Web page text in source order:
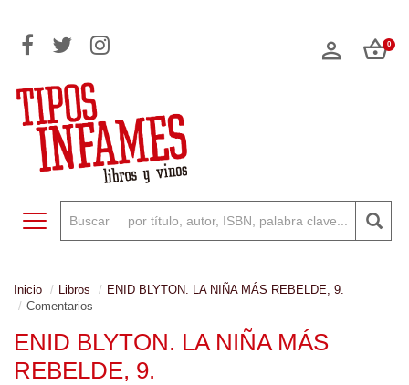
0
Toggle navigation
Inicio Libros
ENID BLYTON. LA NIÑA MÁS REBELDE, 9.
Comentarios
ENID BLYTON. LA NIÑA MÁS
REBELDE, 9.